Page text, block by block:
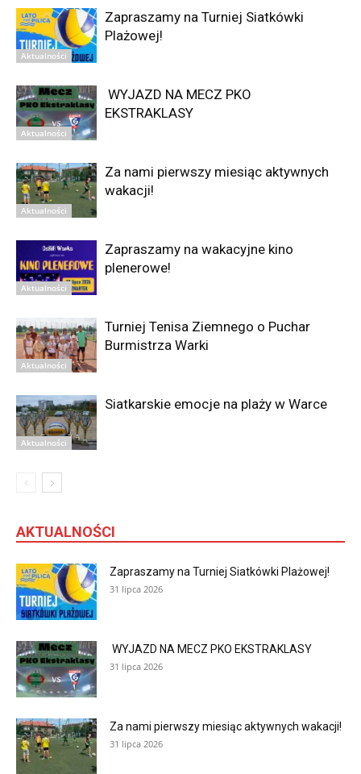
Aktualności
Zapraszamy na Turniej Siatkówki
Plażowej!
Aktualności
WYJAZD NA MECZ PKO
EKSTRAKLASY
Aktualności
Za nami pierwszy miesiąc aktywnych
wakacji!
Aktualności
Zapraszamy na wakacyjne kino
plenerowe!
Aktualności
Turniej Tenisa Ziemnego o Puchar
Burmistrza Warki
Aktualności
Siatkarskie emocje na plaży w Warce
AKTUALNOŚCI
Zapraszamy na Turniej Siatkówki Plażowej!
31 lipca 2026
WYJAZD NA MECZ PKO EKSTRAKLASY
31 lipca 2026
Za nami pierwszy miesiąc aktywnych wakacji!
31 lipca 2026